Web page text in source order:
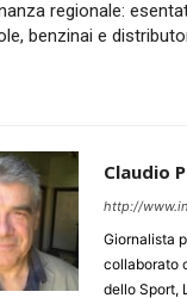
regionale:
benzinai e
Claudio
http://
Giornalista
collaborato
dello Sport,